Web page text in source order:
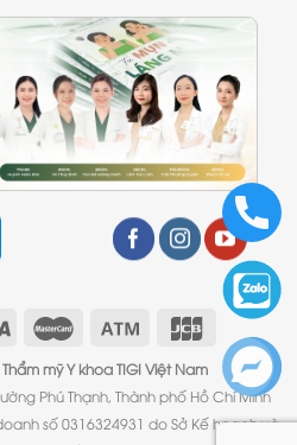
mỹ Y khoa TIGI Việt Nam
Phú Thạnh, Thành phố Hồ Chí Minh
số 0316324931 do Sở Kế hoạch và